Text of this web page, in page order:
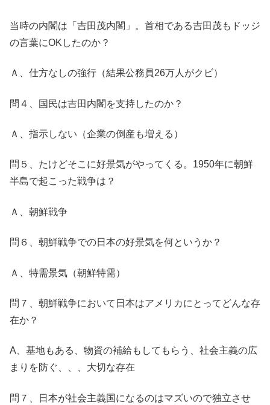
当時の内閣は「吉田茂内閣」。首相である吉田茂もドッジ
の言葉にOKしたのか？
Ａ、仕方なしの強行（結果公務員26万人がクビ）
問４、国民は吉田内閣を支持したのか？
Ａ、指示しない（企業の倒産も増える）
問５、たけどそこに好景気がやってくる。1950年に朝鮮
半島で起こった戦争は？
Ａ、朝鮮戦争
問６、朝鮮戦争での日本の好景気を何というか？
Ａ、特需景気（朝鮮特需）
問７、朝鮮戦争において日本はアメリカにとってどんな存
在か？
A、基地もある、物資の補給もしてもらう、社会主義の広
まりを防ぐ、、、大切な存在
問７、日本が社会主義国になるのはマズいので独立させ